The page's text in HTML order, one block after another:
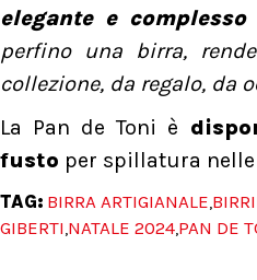
elegante e complesso
perfino una birra,
collezione, da regalo, da
La Pan de Toni è
fusto per spillatura
TAG: BIRRA ARTIGIANALE,
GIBERTI,NATALE 2024,PAN DE